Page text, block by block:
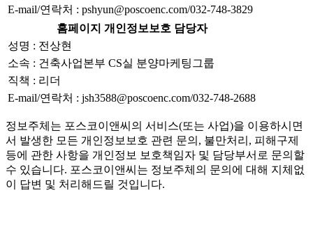
E-mail/연락처 : pshyun@poscoenc.com/032-748-3829
홈페이지 개인정보보호 담당자
성명 : 전상현
소속 : 건축사업본부 CS실 분양마케팅그룹
직책 : 리더
E-mail/연락처 : jsh3588@poscoenc.com/032-748-2688
정보주체는 포스코이앤씨의 서비스(또는 사업)을 이용하시면
서 발생한 모든 개인정보보호 관련 문의, 불만처리, 피해구제
등에 관한 사항을 개인정보 보호책임자 및 담당부서로 문의할
수 있습니다. 포스코이앤씨는 정보주체의 문의에 대해 지체없
이 답변 및 처리해드릴 것입니다.